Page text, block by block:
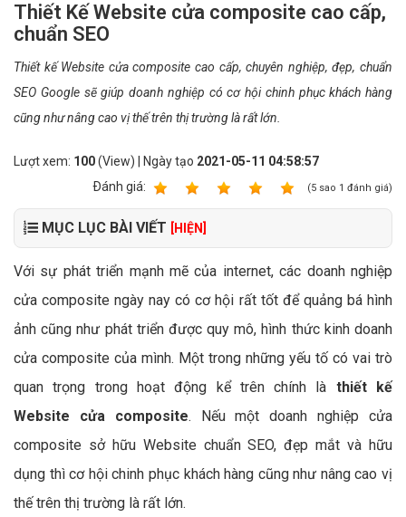
Thiết Kế Website cửa composite cao cấp,
chuẩn SEO
Thiết kế Website cửa composite cao cấp, chuyên nghiệp, đẹp, chuẩn
SEO Google sẽ giúp doanh nghiệp có cơ hội chinh phục khách hàng
cũng như nâng cao vị thế trên thị trường là rất lớn.
Lượt xem: 100(View) | Ngày tạo 2021-05-11 04:58:57
Ðánh giá:
(5 sao 1 đánh giá)
MỤC LỤC BÀI VIẾT [HIỆN]
Với sự phát triển mạnh mẽ của internet, các doanh nghiệp
cửa composite ngày nay có cơ hội rất tốt để quảng bá hình
ảnh cũng như phát triển được quy mô, hình thức kinh doanh
cửa composite của mình. Một trong những yếu tố có vai trò
quan trọng trong hoạt động kể trên chính là thiết kế
Website cửa composite. Nếu một doanh nghiệp cửa
composite sở hữu Website chuẩn SEO, đẹp mắt và hữu
dụng thì cơ hội chinh phục khách hàng cũng như nâng cao vị
thế trên thị trường là rất lớn.